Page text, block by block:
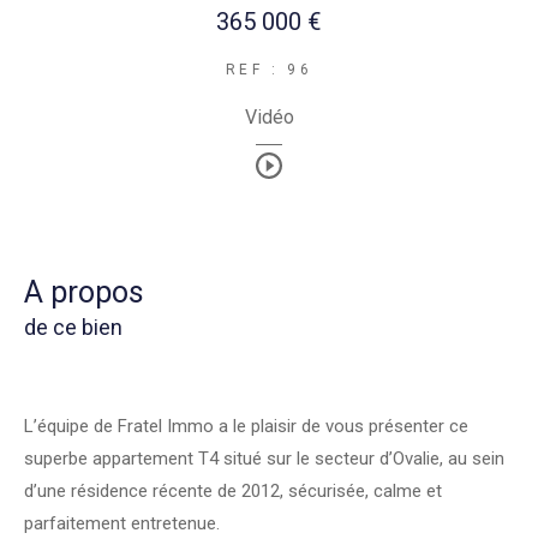
365 000 €
REF : 96
Vidéo
a propos
de ce bien
L’équipe de Fratel Immo a le plaisir de vous présenter ce
superbe appartement T4 situé sur le secteur d’Ovalie, au sein
d’une résidence récente de 2012, sécurisée, calme et
parfaitement entretenue.